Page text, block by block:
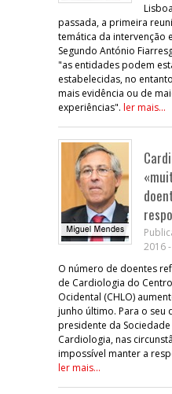
passada, a primeira
temática da intervenção
Segundo António
"as entidades podem
estabelecidas, no
mais evidência ou de
experiências". ler mais...
2016
O número de doentes
de Cardiologia do
Ocidental (CHLO)
junho último. Para o seu
presidente da
Cardiologia, nas
impossível manter a
ler mais...